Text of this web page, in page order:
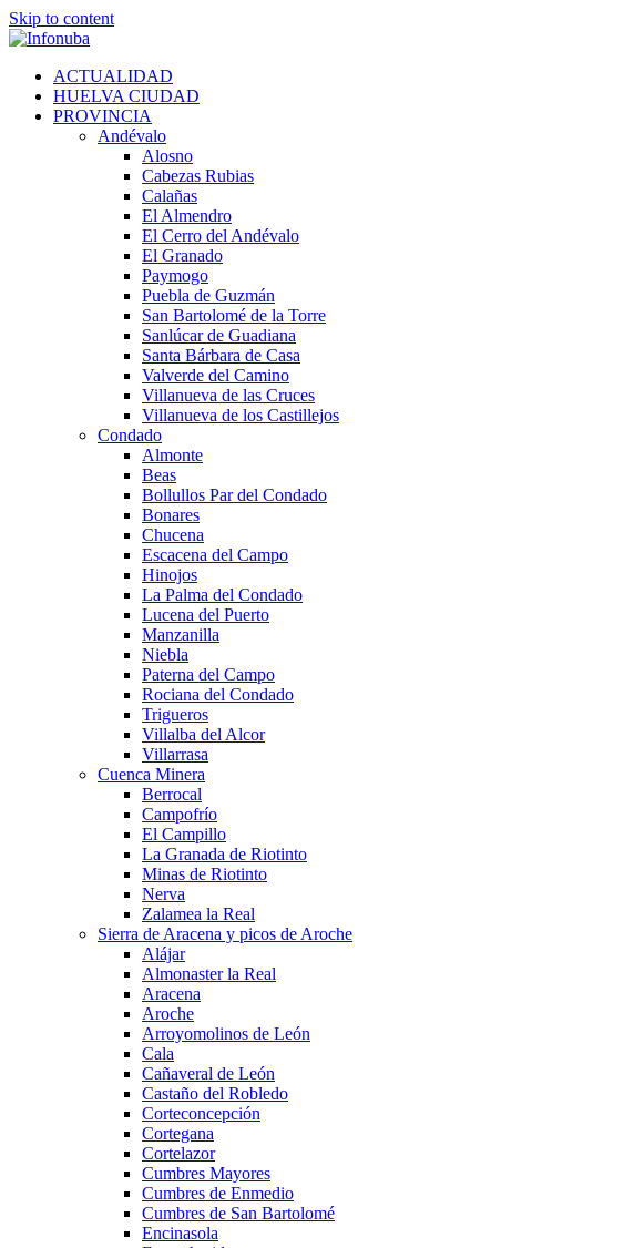
Skip to content
ACTUALIDAD
HUELVA CIUDAD
PROVINCIA
Andévalo
Alosno
Cabezas Rubias
Calañas
El Almendro
El Cerro del Andévalo
El Granado
Paymogo
Puebla de Guzmán
San Bartolomé de la Torre
Sanlúcar de Guadiana
Santa Bárbara de Casa
Valverde del Camino
Villanueva de las Cruces
Villanueva de los Castillejos
Condado
Almonte
Beas
Bollullos Par del Condado
Bonares
Chucena
Escacena del Campo
Hinojos
La Palma del Condado
Lucena del Puerto
Manzanilla
Niebla
Paterna del Campo
Rociana del Condado
Trigueros
Villalba del Alcor
Villarrasa
Cuenca Minera
Berrocal
Campofrío
El Campillo
La Granada de Riotinto
Minas de Riotinto
Nerva
Zalamea la Real
Sierra de Aracena y picos de Aroche
Alájar
Almonaster la Real
Aracena
Aroche
Arroyomolinos de León
Cala
Cañaveral de León
Castaño del Robledo
Corteconcepción
Cortegana
Cortelazor
Cumbres Mayores
Cumbres de Enmedio
Cumbres de San Bartolomé
Encinasola